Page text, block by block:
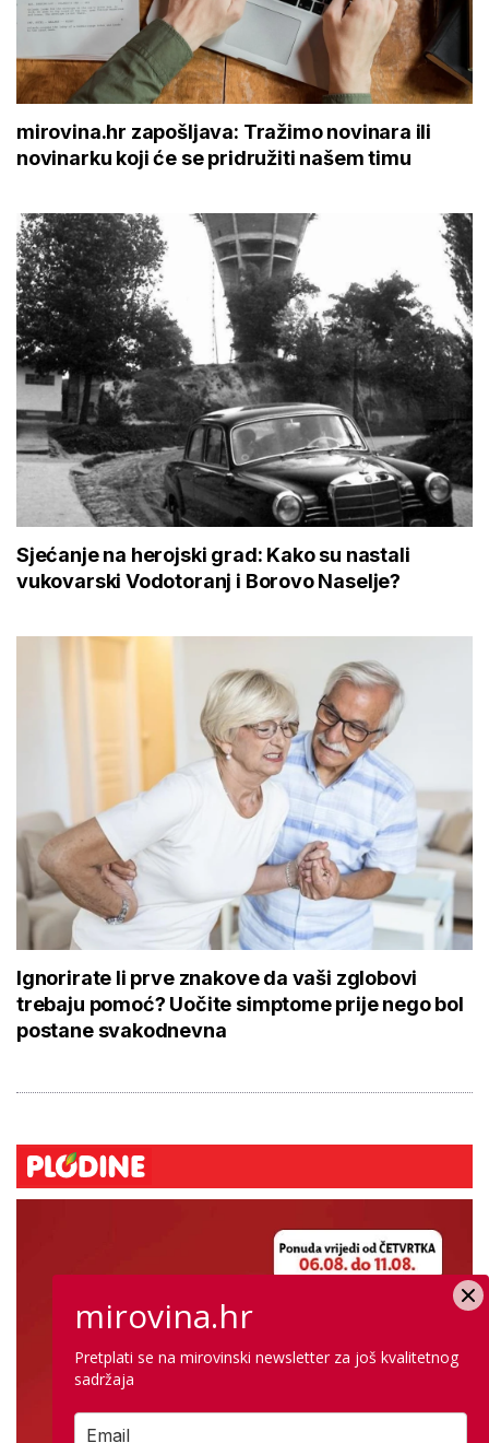
mirovina.hr zapošljava: Tražimo novinara ili
novinarku koji će se pridružiti našem timu
Sjećanje na herojski grad: Kako su nastali
vukovarski Vodotoranj i Borovo Naselje?
Ignorirate li prve znakove da vaši zglobovi
trebaju pomoć? Uočite simptome prije nego bol
postane svakodnevna
mirovina.hr
Pretplati se na mirovinski newsletter za još kvalitetnog
sadržaja